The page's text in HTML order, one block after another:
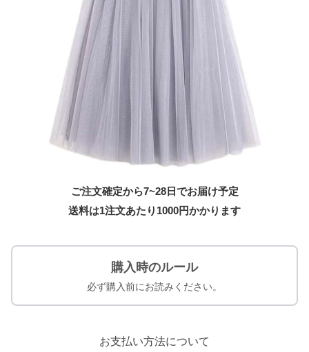
ご注文確定から7~28日でお届け予定
送料は1注文あたり 1000円かかります
購入時のルール
必ず購入前にお読みください。
お支払い方法について